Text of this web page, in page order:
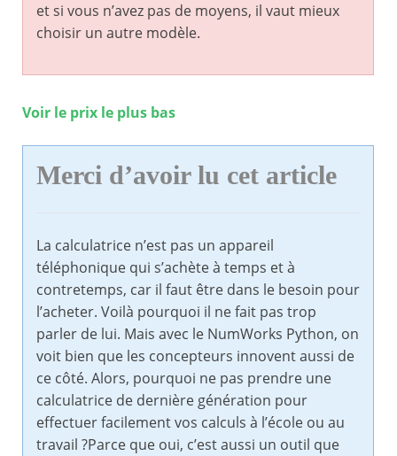
et si vous n’avez pas de moyens, il vaut mieux
choisir un autre modèle.
Voir le prix le plus bas
Merci d’avoir lu cet article
La calculatrice n’est pas un appareil
téléphonique qui s’achète à temps et à
contretemps, car il faut être dans le besoin pour
l’acheter. Voilà pourquoi il ne fait pas trop
parler de lui. Mais avec le NumWorks Python, on
voit bien que les concepteurs innovent aussi de
ce côté. Alors, pourquoi ne pas prendre une
calculatrice de dernière génération pour
effectuer facilement vos calculs à l’école ou au
travail ?Parce que oui, c’est aussi un outil que